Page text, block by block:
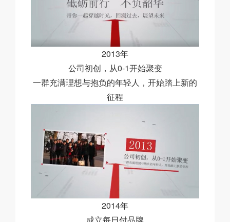
2013年
公司初创，从0-1开始聚变
一群充满理想与抱负的年轻人，开始踏上新的
征程
2014年